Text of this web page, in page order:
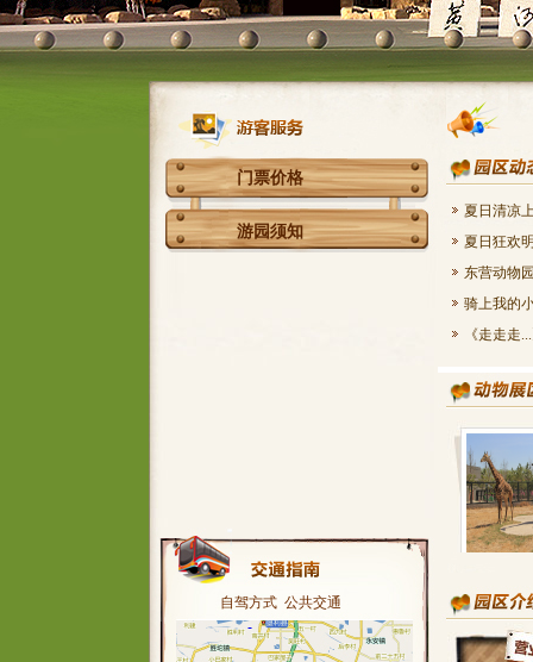
门票价格
游园须知
自驾方式 公共交通
夏日清凉
夏日狂欢
东营动物
骑上我的
《走走走